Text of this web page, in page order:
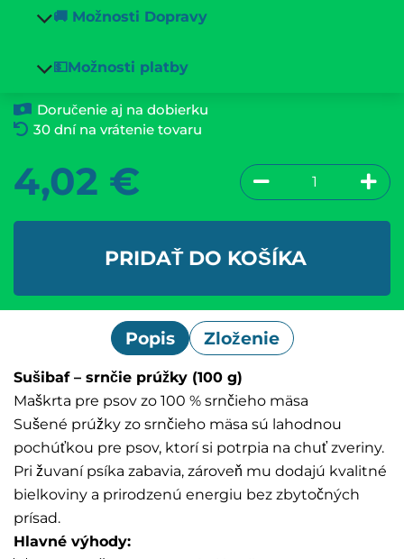
🚚 Možnosti Dopravy
💵Možnosti platby
Doručenie aj na dobierku
30 dní na vrátenie tovaru
4,02 €
PRIDAŤ DO KOŠÍKA
Popis Zloženie
Sušibaf – srnčie prúžky (100 g)
Maškrta pre psov zo 100 % srnčieho mäsa
Sušené prúžky zo srnčieho mäsa sú lahodnou
pochúťkou pre psov, ktorí si potrpia na chuť zveriny.
Pri žuvaní psíka zabavia, zároveň mu dodajú kvalitné
bielkoviny a prirodzenú energiu bez zbytočných
prísad.
Hlavné výhody: